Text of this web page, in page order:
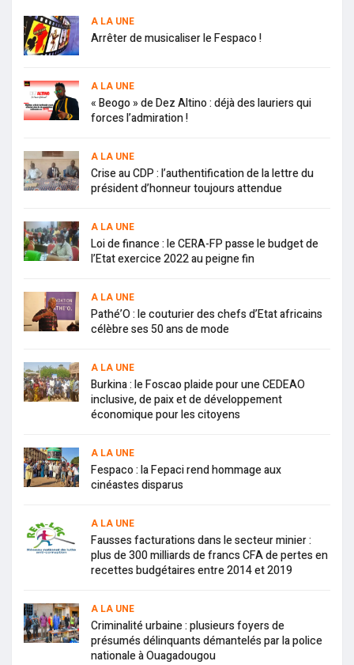
A LA UNE
Arrêter de musicaliser le Fespaco !
A LA UNE
« Beogo » de Dez Altino : déjà des lauriers qui
forces l’admiration !
A LA UNE
Crise au CDP : l’authentification de la lettre du
président d’honneur toujours attendue
A LA UNE
Loi de finance : le CERA-FP passe le budget de
l’Etat exercice 2022 au peigne fin
A LA UNE
Pathé’O : le couturier des chefs d’Etat africains
célèbre ses 50 ans de mode
A LA UNE
Burkina : le Foscao plaide pour une CEDEAO
inclusive, de paix et de développement
économique pour les citoyens
A LA UNE
Fespaco : la Fepaci rend hommage aux
cinéastes disparus
A LA UNE
Fausses facturations dans le secteur minier :
plus de 300 milliards de francs CFA de pertes en
recettes budgétaires entre 2014 et 2019
A LA UNE
Criminalité urbaine : plusieurs foyers de
présumés délinquants démantelés par la police
nationale à Ouagadougou